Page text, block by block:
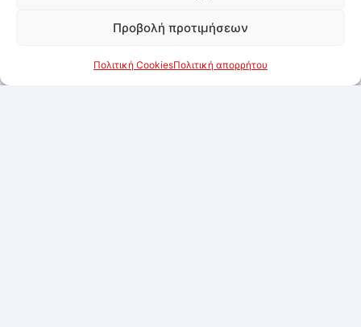
Προβολή προτιμήσεων
Πολιτική CookiesΠολιτική απορρήτου